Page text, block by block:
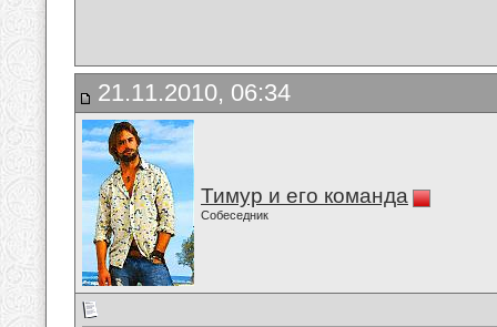
21.11.2010, 06:34
Тимур и его команда
Собеседник